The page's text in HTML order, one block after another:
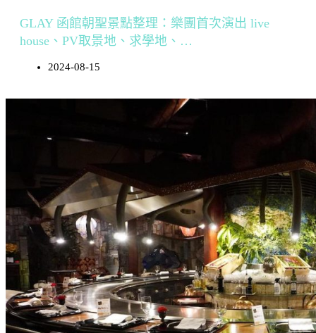
GLAY 函館朝聖景點整理：樂團首次演出 live
house、PV取景地、求學地、…
2024-08-15